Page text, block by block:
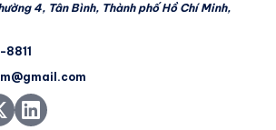
4, Tân Bình, Thành phố Hồ Chí Minh,